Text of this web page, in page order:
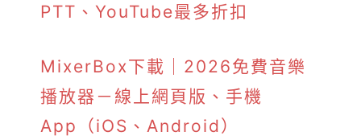
PTT、YouTube最多折扣
MixerBox下載｜2026免費音樂
播放器－線上網頁版、手機
App（iOS、Android）